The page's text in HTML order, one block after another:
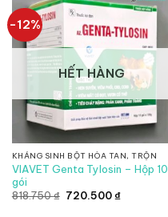
-12%
HẾT HÀNG
KHÁNG SINH BỘT HÒA TAN, TRỘN
VIAVET Genta Tylosin – Hộp 10
gói
818.750₫ Giá
720.500₫Giá